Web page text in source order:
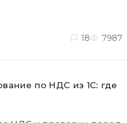
18 7987
по НДС из 1С: где